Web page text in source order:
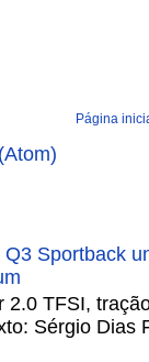
Página
Q3 Sportback
2.0 TFSI,
Sérgio Dias